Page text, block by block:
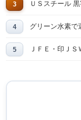
ＵＳスチール
グリーン水素
ＪＦＥ・印Ｊ